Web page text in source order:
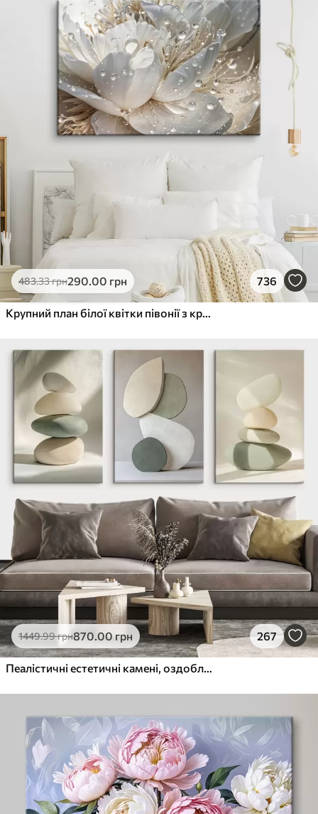
483.33грн290.00 грн 736
Крупний план білої квітки півонії з крапельками води на пелюстках на розмитому фоні
1449.99грн870.00 грн 267
Пеалістичні естетичні камені, оздоблення будинку, природне освітлення